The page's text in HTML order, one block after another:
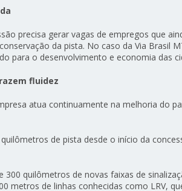
precisa gerar vagas de empregos que
da pista. No caso da Via Brasil
para o desenvolvimento e economia das
fluidez
atua continuamente na melhoria do
de pista desde o início da
quilômetros de novas faixas de
metros de linhas conhecidas como LRV,